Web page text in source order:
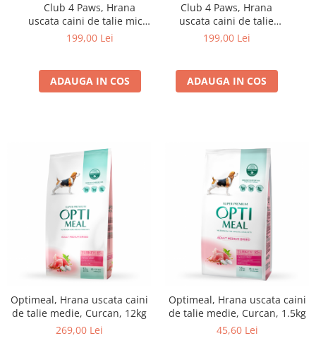
Club 4 Paws, Hrana
uscata caini de talie mica,
14kg
199,00 Lei
ADAUGA IN COS
Club 4 Paws, Hrana
uscata caini de talie
medie, 14kg
199,00 Lei
ADAUGA IN COS
Optimeal, Hrana uscata caini
de talie medie, Curcan, 12kg
269,00 Lei
Optimeal, Hrana uscata caini
de talie medie, Curcan, 1.5kg
45,60 Lei